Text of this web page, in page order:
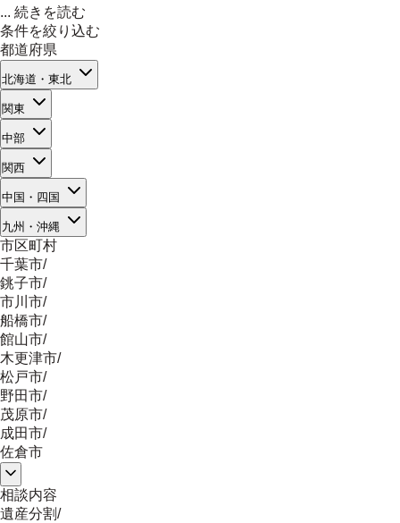
... 続きを読む
条件を絞り込む
都道府県
北海道・東北
関東
中部
関西
中国・四国
九州・沖縄
市区町村
千葉市/
銚子市/
市川市/
船橋市/
館山市/
木更津市/
松戸市/
野田市/
茂原市/
成田市/
佐倉市
相談内容
遺産分割/